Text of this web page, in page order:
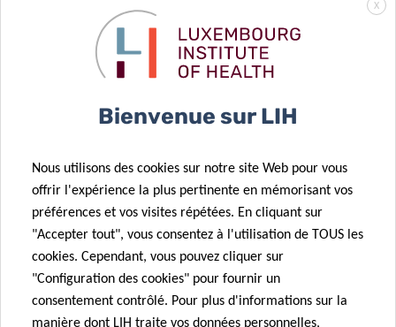
01 Mar 2023
Témoignages
de donateurs
avec Guy
X
Bienvenue sur LIH
Nous utilisons des cookies sur notre site Web pour vous
offrir l'expérience la plus pertinente en mémorisant vos
préférences et vos visites répétées. En cliquant sur
"Accepter tout", vous consentez à l'utilisation de TOUS les
cookies. Cependant, vous pouvez cliquer sur
"Configuration des cookies" pour fournir un
consentement contrôlé. Pour plus d'informations sur la
manière dont LIH traite vos données personnelles,